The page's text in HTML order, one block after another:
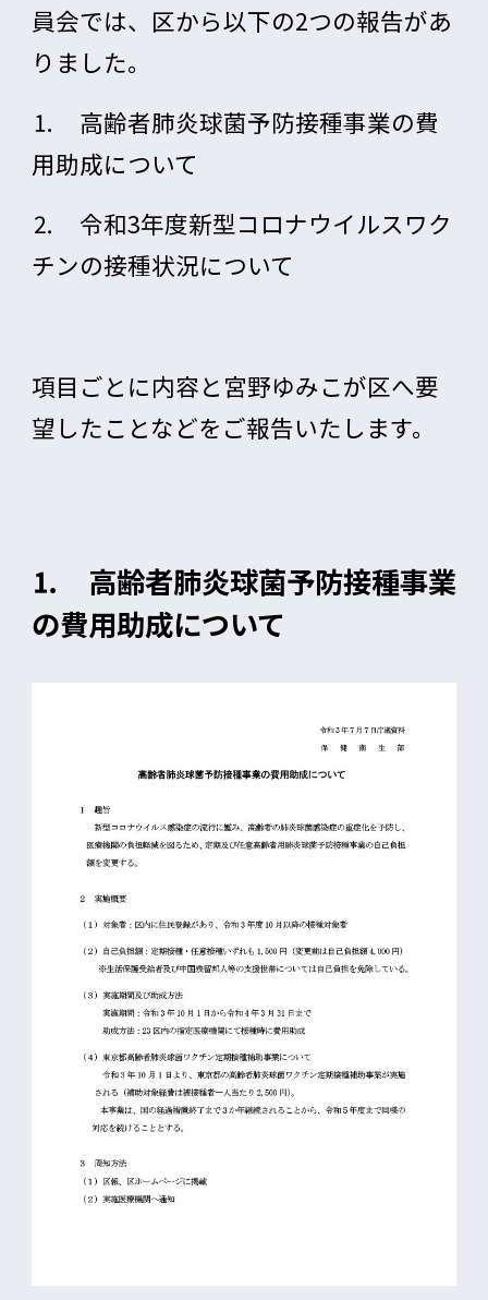
員会では、区から以下の2つの報告があ
りました。
⒈ 高齢者肺炎球菌予防接種事業の費
用助成について
⒉ 令和3年度新型コロナウイルスワク
チンの接種状況について
項目ごとに内容と宮野ゆみこが区へ要
望したことなどをご報告いたします。
⒈ 高齢者肺炎球菌予防接種事業
の費用助成について